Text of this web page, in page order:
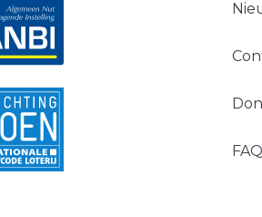
FAQ